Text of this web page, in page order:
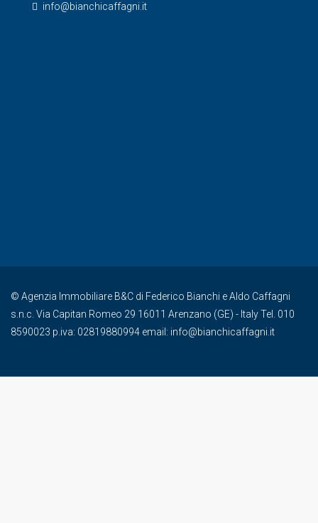
info@bianchicaffagni.it
© Agenzia Immobiliare B&C di Federico Bianchi e Aldo Caffagni
s.n.c. Via Capitan Romeo 29 16011 Arenzano (GE) - Italy Tel. 010
8590023 p.iva: 02819880994 email: info@bianchicaffagni.it